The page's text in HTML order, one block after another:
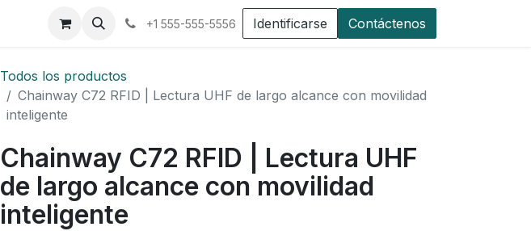
Planilla +1 555-555-5556 Identificarse Contáctenos
Todos los productos
Chainway C72 RFID | Lectura UHF de largo alcance con movilidad
inteligente
Chainway C72 RFID | Lectura UHF
de largo alcance con movilidad
inteligente